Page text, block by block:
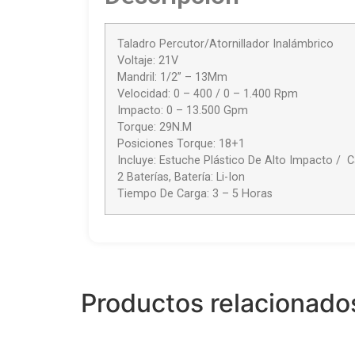
Taladro Percutor/Atornillador Inalámbrico
Voltaje: 21V
Mandril: 1/2” – 13Mm
Velocidad: 0 – 400 / 0 – 1.400 Rpm
Impacto: 0 – 13.500 Gpm
Torque: 29N.M
Posiciones Torque: 18+1
Incluye: Estuche Plástico De Alto Impacto /
2 Baterías, Batería: Li-Ion
Tiempo De Carga: 3 – 5 Horas
Productos